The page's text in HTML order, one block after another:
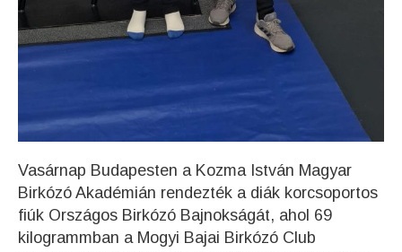
Vasárnap Budapesten a Kozma István Magyar
Birkózó Akadémián rendezték a diák korcsoportos
fiúk Országos Birkózó Bajnokságát, ahol 69
kilogrammban a Mogyi Bajai Birkózó Club